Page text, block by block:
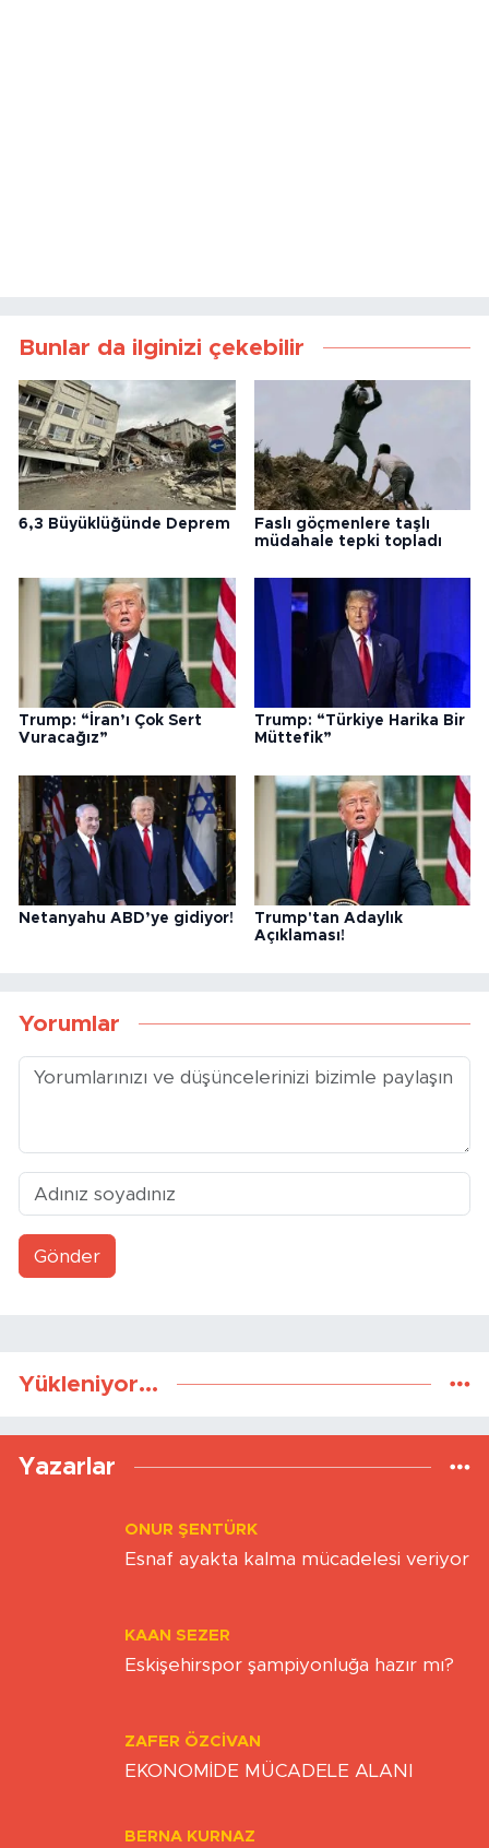
Bunlar da ilginizi çekebilir
6,3 Büyüklüğünde Deprem
Faslı göçmenlere taşlı
müdahale tepki topladı
Trump: “İran’ı Çok Sert
Vuracağız”
Trump: “Türkiye Harika Bir
Müttefik”
Netanyahu ABD’ye gidiyor!
Trump'tan Adaylık
Açıklaması!
Yorumlar
Gönder
Yükleniyor...
Yazarlar
ONUR ŞENTÜRK
Esnaf ayakta kalma mücadelesi veriyor
KAAN SEZER
Eskişehirspor şampiyonluğa hazır mı?
ZAFER ÖZCIVAN
EKONOMİDE MÜCADELE ALANI
BERNA KURNAZ